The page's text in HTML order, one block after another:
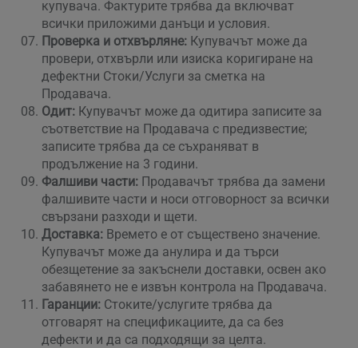
купувача. Фактурите трябва да включват
всички приложими данъци и условия.
Проверка и отхвърляне: Купувачът може да
провери, отхвърли или изиска коригиране на
дефектни Стоки/Услуги за сметка на
Продавача.
Одит: Купувачът може да одитира записите за
съответствие на Продавача с предизвестие;
записите трябва да се съхраняват в
продължение на 3 години.
Фалшиви части: Продавачът трябва да замени
фалшивите части и носи отговорност за всички
свързани разходи и щети.
Доставка: Времето е от съществено значение.
Купувачът може да анулира и да търси
обезщетение за закъснели доставки, освен ако
забавянето не е извън контрола на Продавача.
Гаранции: Стоките/услугите трябва да
отговарят на спецификациите, да са без
дефекти и да са подходящи за целта.